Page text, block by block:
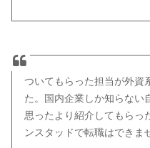
ついてもらった担当が外資
た。国内企業しか知らない
思ったより紹介してもらっ
ンスタッドで転職はできま